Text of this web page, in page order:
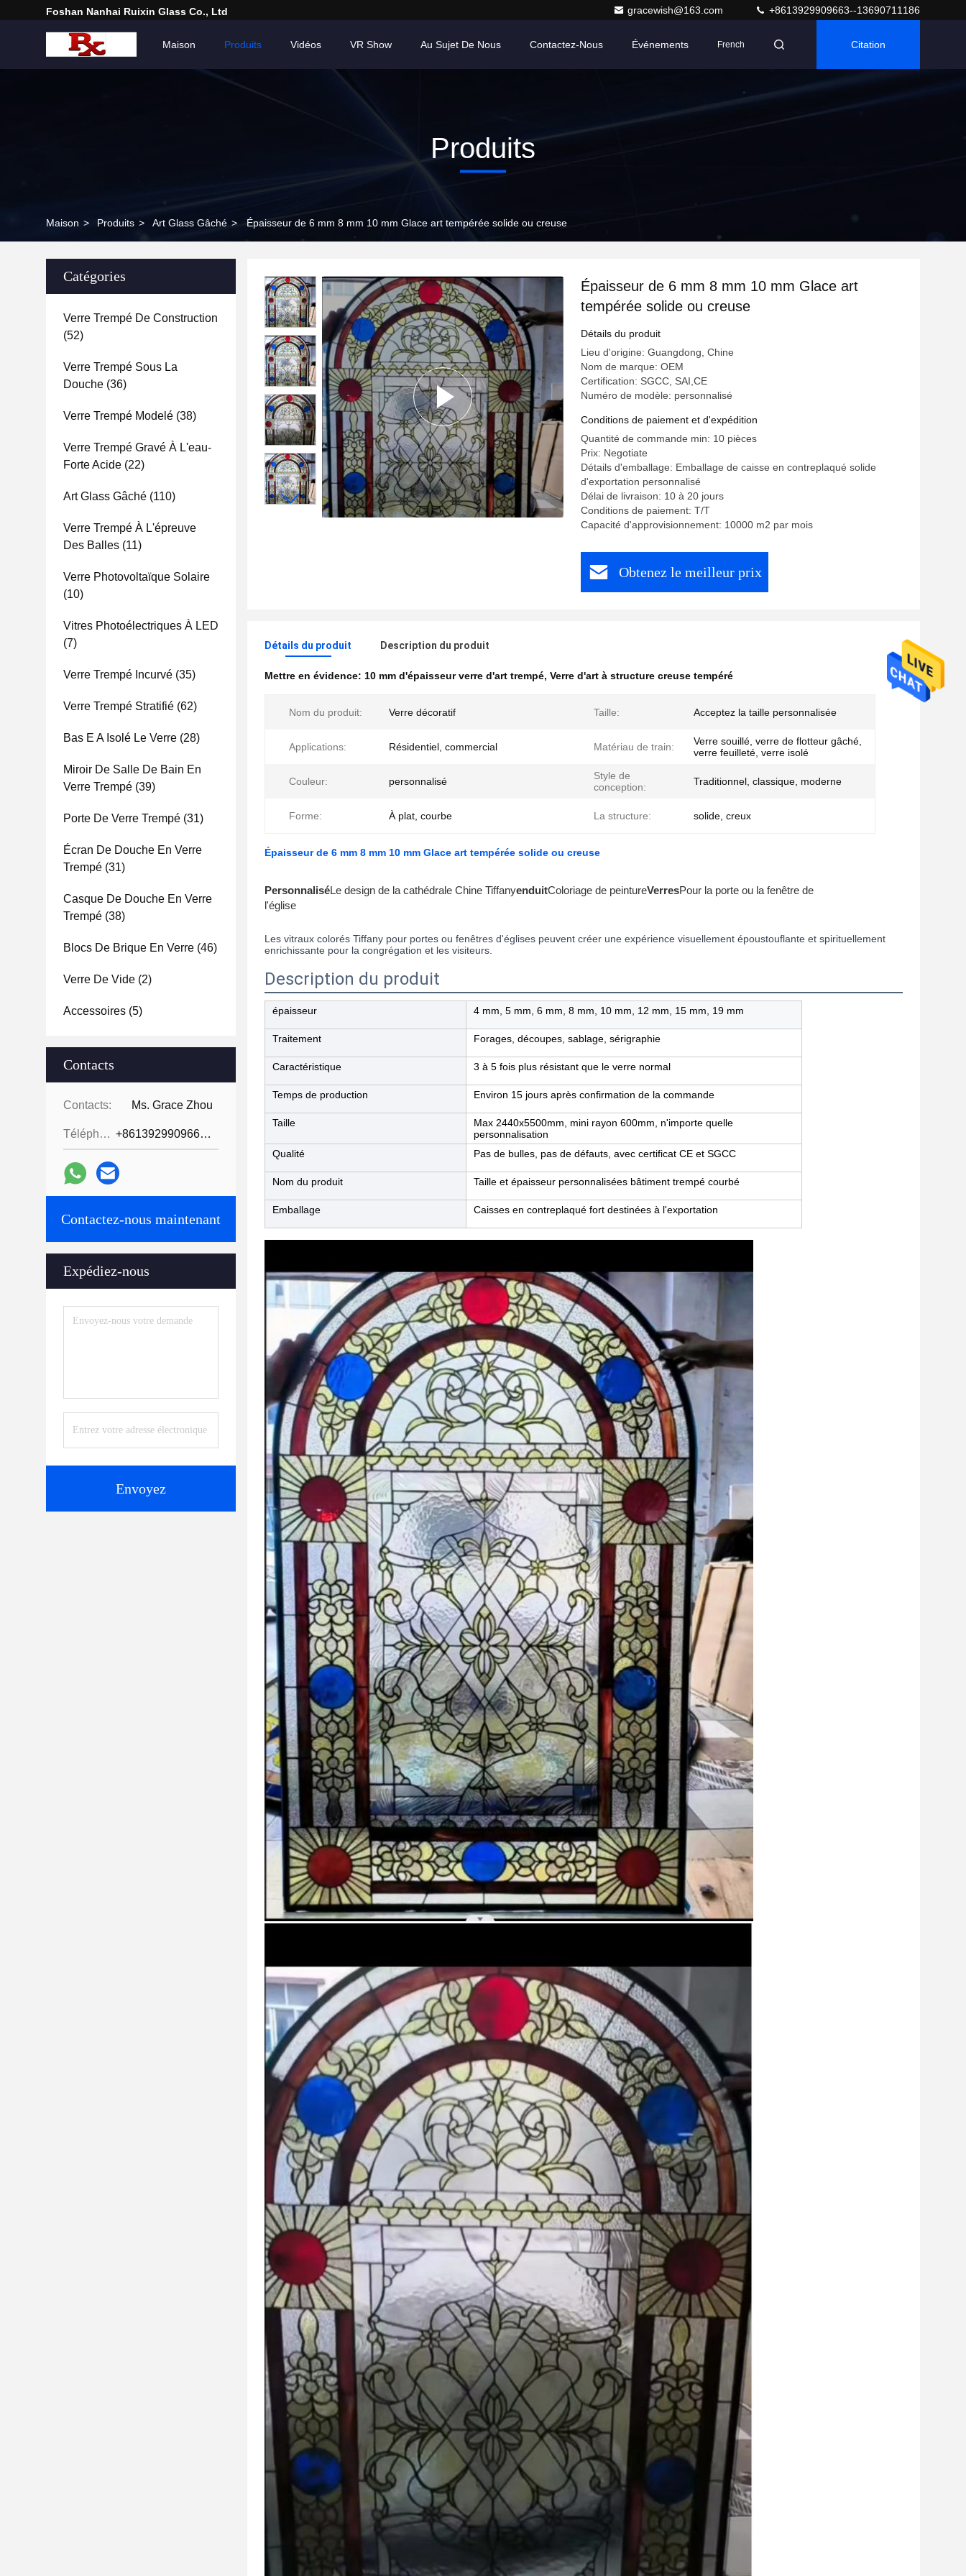
Foshan Nanhai Ruixin Glass Co., Ltd gracewish@163.com +8613929909663--13690711186
Maison Produits Vidéos VR Show Au Sujet De Nous Contactez-Nous Événements French Citation
Produits
Maison > Produits > Art Glass Gâché > Épaisseur de 6 mm 8 mm 10 mm Glace art tempérée solide ou creuse
Catégories
Verre Trempé De Construction
(52)
Verre Trempé Sous La
Douche (36)
Verre Trempé Modelé (38)
Verre Trempé Gravé À L'eau-
Forte Acide (22)
Art Glass Gâché (110)
Verre Trempé À L'épreuve
Des Balles (11)
Verre Photovoltaïque Solaire
(10)
Vitres Photoélectriques À LED
(7)
Verre Trempé Incurvé (35)
Verre Trempé Stratifié (62)
Bas E A Isolé Le Verre (28)
Miroir De Salle De Bain En
Verre Trempé (39)
Porte De Verre Trempé (31)
Écran De Douche En Verre
Trempé (31)
Casque De Douche En Verre
Trempé (38)
Blocs De Brique En Verre (46)
Verre De Vide (2)
Accessoires (5)
Contacts
Contacts: Ms. Grace Zhou
Téléphone: +8613929909663--13690711186
Contactez-nous maintenant
Expédiez-nous
Envoyez
Épaisseur de 6 mm 8 mm 10 mm Glace art
tempérée solide ou creuse
Détails du produit
Lieu d'origine: Guangdong, Chine
Nom de marque: OEM
Certification: SGCC, SAI,CE
Numéro de modèle: personnalisé
Conditions de paiement et d'expédition
Quantité de commande min: 10 pièces
Prix: Negotiate
Détails d'emballage: Emballage de caisse en contreplaqué solide
d'exportation personnalisé
Délai de livraison: 10 à 20 jours
Conditions de paiement: T/T
Capacité d'approvisionnement: 10000 m2 par mois
Obtenez le meilleur prix
Détails du produit Description du produit
Mettre en évidence: 10 mm d'épaisseur verre d'art trempé, Verre d'art à structure creuse tempéré
Nom du produit: Verre décoratif Taille: Acceptez la taille personnalisée
Applications: Résidentiel, commercial Matériau de train:
Verre souillé, verre de flotteur gâché,
verre feuilleté, verre isolé
Couleur: personnalisé
Style de
conception:
Traditionnel, classique, moderne
Forme: À plat, courbe La structure: solide, creux
Épaisseur de 6 mm 8 mm 10 mm Glace art tempérée solide ou creuse
PersonnaliséLe design de la cathédrale Chine TiffanyenduitColoriage de peintureVerresPour la porte ou la fenêtre de
l'église
Les vitraux colorés Tiffany pour portes ou fenêtres d'églises peuvent créer une expérience visuellement époustouflante et spirituellement
enrichissante pour la congrégation et les visiteurs.
Description du produit
épaisseur 4 mm, 5 mm, 6 mm, 8 mm, 10 mm, 12 mm, 15 mm, 19 mm
Traitement Forages, découpes, sablage, sérigraphie
Caractéristique 3 à 5 fois plus résistant que le verre normal
Temps de production Environ 15 jours après confirmation de la commande
Taille
Max 2440x5500mm, mini rayon 600mm, n'importe quelle
personnalisation
Qualité
Pas de bulles, pas de défauts, avec certificat CE et SGCC
Nom du produit Taille et épaisseur personnalisées bâtiment trempé courbé
Emballage Caisses en contreplaqué fort destinées à l'exportation